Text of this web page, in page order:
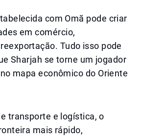
com Omã pode criar
em comércio,
Tudo isso pode
Sharjah se torne um jogador
mapa econômico do Oriente
transporte e logística, o
mais rápido,